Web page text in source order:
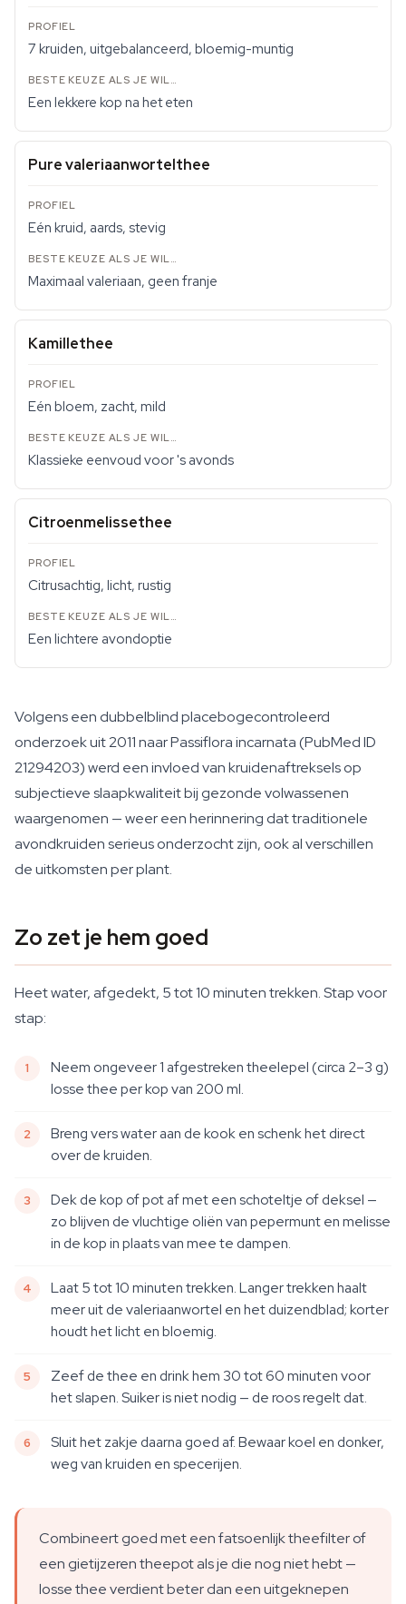
7 kruiden, uitgebalanceerd, bloemig-muntig
Een lekkere kop na het eten
Pure valeriaanwortelthee
Eén kruid, aards, stevig
Maximaal valeriaan, geen franje
Kamillethee
Eén bloem, zacht, mild
Klassieke eenvoud voor 's avonds
Citroenmelissethee
Citrusachtig, licht, rustig
Een lichtere avondoptie
Volgens een dubbelblind placebogecontroleerd
onderzoek uit 2011 naarPassiflora incarnata(PubMed ID
21294203) werd een invloed van kruidenaftreksels op
subjectieve slaapkwaliteit bij gezonde volwassenen
waargenomen — weer een herinnering dat traditionele
avondkruiden serieus onderzocht zijn, ook al verschillen
de uitkomsten per plant.
Zo zet je hem goed
Heet water, afgedekt, 5 tot 10 minuten trekken. Stap voor
stap:
Neem ongeveer 1 afgestreken theelepel (circa 2–3 g)
losse thee per kop van 200 ml.
Breng vers water aan de kook en schenk het direct
over de kruiden.
Dek de kop of pot af met een schoteltje of deksel —
zo blijven de vluchtige oliën van pepermunt en melisse
in de kop in plaats van mee te dampen.
Laat 5 tot 10 minuten trekken. Langer trekken haalt
meer uit de valeriaanwortel en het duizendblad; korter
houdt het licht en bloemig.
Zeef de thee en drink hem 30 tot 60 minuten voor
het slapen. Suiker is niet nodig — de roos regelt dat.
Sluit het zakje daarna goed af. Bewaar koel en donker,
weg van kruiden en specerijen.
Combineert goed met een fatsoenlijk theefilter of
een gietijzeren theepot als je die nog niet hebt —
losse thee verdient beter dan een uitgeknepen